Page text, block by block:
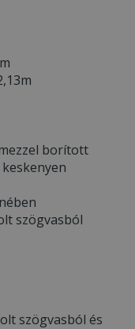
borított
szögvasból
szögvasból és